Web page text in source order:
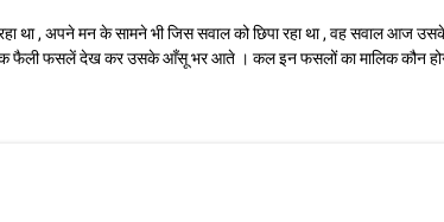
था , अपने मन के सामने भी जिस सवाल को छिपा रहा था , वह सवाल आज
फैली फसलें देख कर उसके आँसू भर आते । कल इन फसलों का मालिक कौन